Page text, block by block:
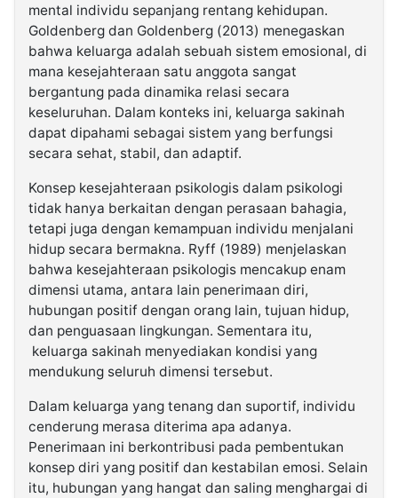
mental individu sepanjang rentang kehidupan.
Goldenberg dan Goldenberg (2013) menegaskan
bahwa keluarga adalah sebuah sistem emosional, di
mana kesejahteraan satu anggota sangat
bergantung pada dinamika relasi secara
keseluruhan. Dalam konteks ini, keluarga sakinah
dapat dipahami sebagai sistem yang berfungsi
secara sehat, stabil, dan adaptif.
Konsep kesejahteraan psikologis dalam psikologi
tidak hanya berkaitan dengan perasaan bahagia,
tetapi juga dengan kemampuan individu menjalani
hidup secara bermakna. Ryff (1989) menjelaskan
bahwa kesejahteraan psikologis mencakup enam
dimensi utama, antara lain penerimaan diri,
hubungan positif dengan orang lain, tujuan hidup,
dan penguasaan lingkungan. Sementara itu,
keluarga sakinah menyediakan kondisi yang
mendukung seluruh dimensi tersebut.
Dalam keluarga yang tenang dan suportif, individu
cenderung merasa diterima apa adanya.
Penerimaan ini berkontribusi pada pembentukan
konsep diri yang positif dan kestabilan emosi. Selain
itu, hubungan yang hangat dan saling menghargai di